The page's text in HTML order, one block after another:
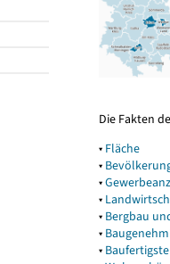
Die Fakten
▾ Fläche
▾
▾
▾
▾ Bergbau
▾
▾